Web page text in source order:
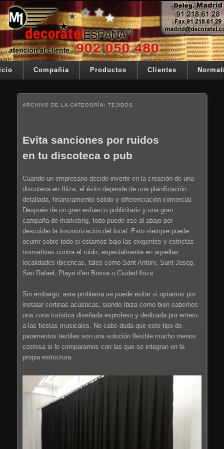
Ir al contenido principal
Ir al contenido secundario
Decoratel España
Su telon de teatro es nuestra razón de ser
Menú principalCompañia Productos Clientes
ARCHIVO DE LA CATEGORÍA:TEJIDOS
Evita sanciones por ruidos
en tu discoteca o pub
Cuando un empresario decide invertir en la creación de una
discoteca en Ibiza, el éxito depende de una planificación
detallada, financiamiento sólido y diferenciación comercial.
Después de un gran esfuerzo publicitario y una gran
campaña de marketing, todo puede irse al abajo por
descuidar la insonorización del local. Esto siempre puede
ocurrir sobre todo si estamos bajo las exigentes y estrictas
normativas contra el ruido, especialmente en aquellas
localidades ibicencas, tales como Sant Antoni, Sant Josep,
San Rafael, Playa d’en Bossa o Ciudad Ibiza.
Sin embargo, este problema se puede evitar si optamos por
instalar cortinas acústicas, siendo Ibiza como bien sabemos
una zona turística diseñada exprofeso y dedicada por entero
a las fiestas musicales. No cabe duda que este tipo de
paramentos textiles son una solución flexible mucho menos
costosa si lo comparamos con las que se integran en la
propia estructura.